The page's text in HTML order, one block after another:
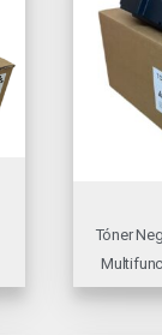
Tóner